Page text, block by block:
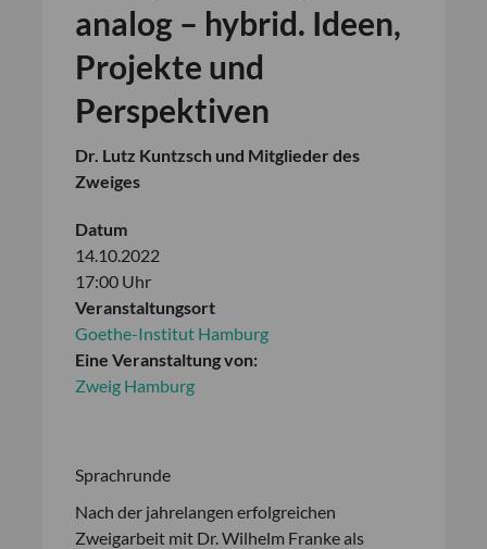
analog – hybrid. Ideen,
Projekte und
Perspektiven
Dr. Lutz Kuntzsch und Mitglieder des
Zweiges
Datum
14.10.2022
17:00 Uhr
Veranstaltungsort
Goethe-Institut Hamburg
Eine Veranstaltung von:
Zweig Hamburg
Sprachrunde
Nach der jahrelangen erfolgreichen
Zweigarbeit mit Dr. Wilhelm Franke als